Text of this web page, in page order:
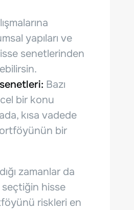
yapıları ve
senetlerinden
Bazı
bir konu
kısa vadede
bir
zamanlar da
seçtiğin hisse
riskleri en